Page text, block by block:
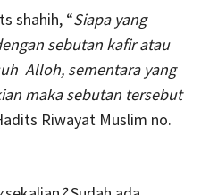
shahih, “Siapa yang
sebutan kafir atau
Alloh, sementara yang
maka sebutan tersebut
Riwayat Muslim no.